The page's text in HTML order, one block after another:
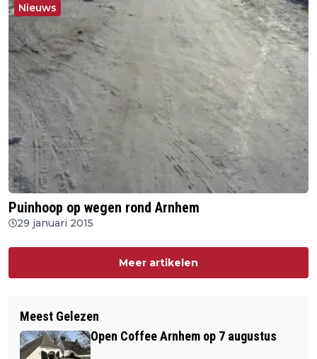
Nieuws
Puinhoop op wegen rond Arnhem
29 januari 2015
Meer artikelen
Meest Gelezen
Open Coffee Arnhem op 7 augustus